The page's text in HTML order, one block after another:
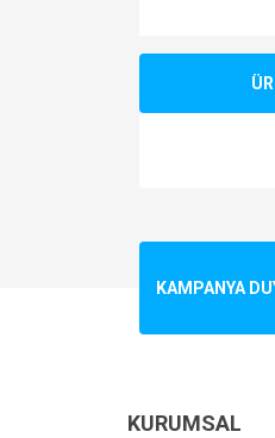
Ürün
Bu ürüne
KAMPANYA
KURUMSAL